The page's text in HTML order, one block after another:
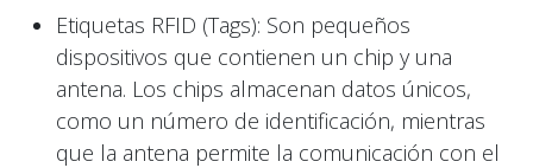
Etiquetas RFID (Tags): Son pequeños
dispositivos que contienen un chip y una
antena. Los chips almacenan datos únicos,
como un número de identificación, mientras
que la antena permite la comunicación con el